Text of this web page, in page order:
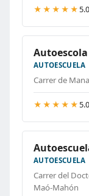
★★★★★
AUTOESCUELA
Carrer de
★★★★★
AUTOESCUELA
Carrer del
Maó-Mahón